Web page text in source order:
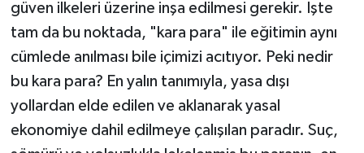
güven ilkeleri üzerine inşa edilmesi gerekir. İşte
tam da bu noktada, "kara para" ile eğitimin aynı
cümlede anılması bile içimizi acıtıyor. Peki nedir
bu kara para? En yalın tanımıyla, yasa dışı
yollardan elde edilen ve aklanarak yasal
ekonomiye dahil edilmeye çalışılan paradır. Suç,